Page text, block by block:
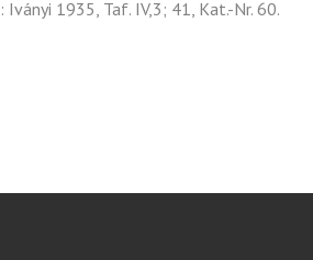
Iványi 1935, Taf. IV,3; 41, Kat.-Nr. 60.